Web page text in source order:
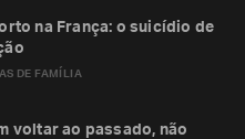
DE FAMÍLIA
na França: o suicídio de
voltar ao passado, não